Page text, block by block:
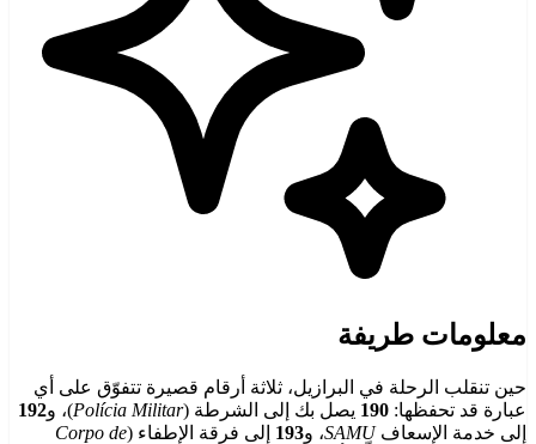
معلومات طريفة
حين تنقلب الرحلة في البرازيل، ثلاثة أرقام قصيرة تتفوّق على أي
عبارة قد تحفظها: 190 يصل بك إلى الشرطة (Polícia Militar)، و192
إلى خدمة الإسعافSAMU، و193 إلى فرقة الإطفاء (Corpo de